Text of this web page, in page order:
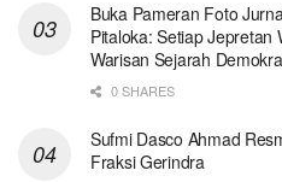
Buka Pameran Foto
Pitaloka: Setiap Jepretan
Warisan Sejarah
0 SHARES
Sufmi Dasco Ahmad
Fraksi Gerindra